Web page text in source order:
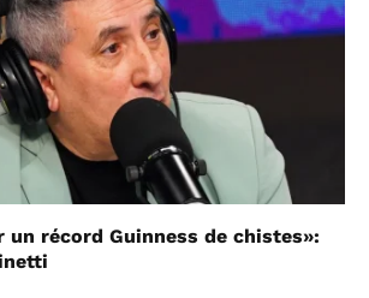
un récord Guinness de chistes»: